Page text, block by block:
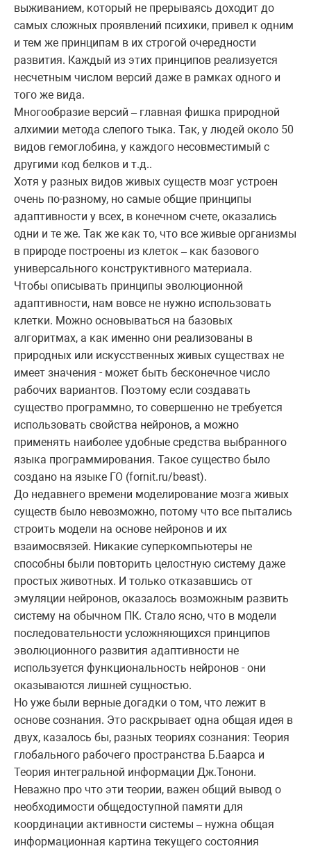
выживанием, который не прерываясь доходит до
самых сложных проявлений психики, привел к одним
и тем же принципам в их строгой очередности
развития. Каждый из этих принципов реализуется
несчетным числом версий даже в рамках одного и
того же вида.
Многообразие версий – главная фишка природной
алхимии метода слепого тыка. Так, у людей около 50
видов гемоглобина, у каждого несовместимый с
другими код белков и т.д..
Хотя у разных видов живых существ мозг устроен
очень по-разному, но самые общие принципы
адаптивности у всех, в конечном счете, оказались
одни и те же. Так же как то, что все живые организмы
в природе построены из клеток – как базового
универсального конструктивного материала.
Чтобы описывать принципы эволюционной
адаптивности, нам вовсе не нужно использовать
клетки. Можно основываться на базовых
алгоритмах, а как именно они реализованы в
природных или искусственных живых существах не
имеет значения - может быть бесконечное число
рабочих вариантов. Поэтому если создавать
существо программно, то совершенно не требуется
использовать свойства нейронов, а можно
применять наиболее удобные средства выбранного
языка программирования. Такое существо было
создано на языке ГО (fornit.ru/beast).
До недавнего времени моделирование мозга живых
существ было невозможно, потому что все пытались
строить модели на основе нейронов и их
взаимосвязей. Никакие суперкомпьютеры не
способны были повторить целостную систему даже
простых животных. И только отказавшись от
эмуляции нейронов, оказалось возможным развить
систему на обычном ПК. Стало ясно, что в модели
последовательности усложняющихся принципов
эволюционного развития адаптивности не
используется функциональность нейронов - они
оказываются лишней сущностью.
Но уже были верные догадки о том, что лежит в
основе сознания. Это раскрывает одна общая идея в
двух, казалось бы, разных теориях сознания: Теория
глобального рабочего пространства Б.Баарса и
Теория интегральной информации Дж.Тонони.
Неважно про что эти теории, важен общий вывод о
необходимости общедоступной памяти для
координации активности системы – нужна общая
информационная картина текущего состояния